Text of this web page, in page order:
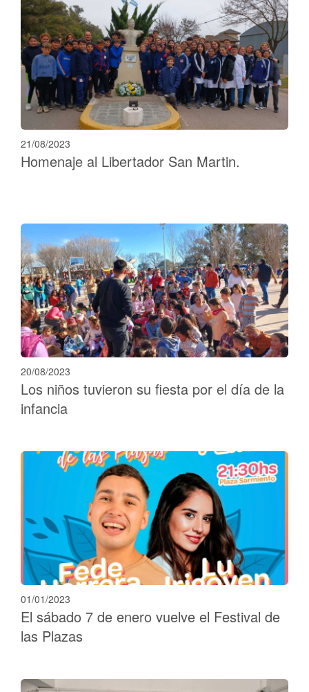
21/08/2023
Homenaje al Libertador San Martin.
20/08/2023
Los niños tuvieron su fiesta por el día de la
infancia
01/01/2023
El sábado 7 de enero vuelve el Festival de
las Plazas